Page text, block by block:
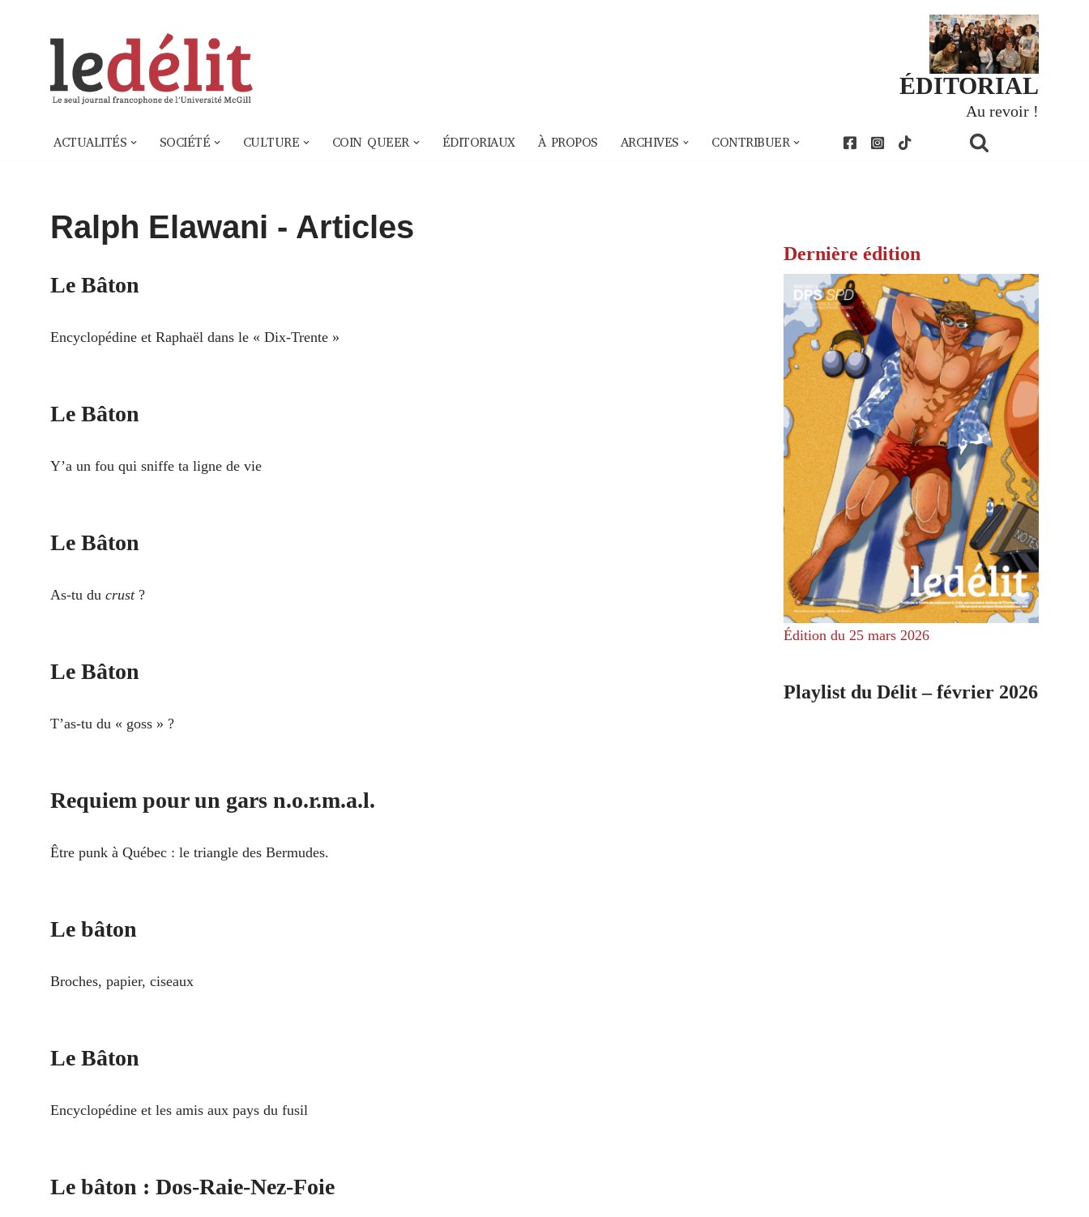
ÉDITORIAL
Au revoir !
ACTUALITÉS SOCIÉTÉ CULTURE COIN QUEER ÉDITORIAUX À PROPOS ARCHIVES CONTRIBUER
Ralph Elawani - Articles
Le Bâton
Encyclopédine et Raphaël dans le « Dix-Trente »
Le Bâton
Y’a un fou qui sniffe ta ligne de vie
Le Bâton
As-tu du crust?
Le Bâton
T’as-tu du « goss » ?
Requiem pour un gars n.o.r.m.a.l.
Être punk à Québec : le triangle des Bermudes.
Le bâton
Broches, papier, ciseaux
Le Bâton
Encyclopédine et les amis aux pays du fusil
Le bâton : Dos-Raie-Nez-Foie
Dernière édition
Édition du 25 mars 2026
Playlist du Délit – février 2026